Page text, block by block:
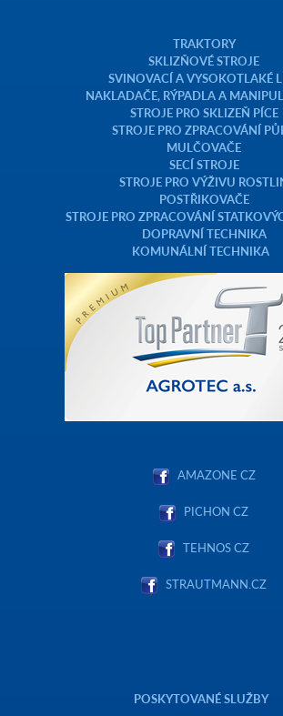
TRAKTORY
SKLIZŇOVÉ STROJE
SVINOVACÍ A VYSOKOTLAKÉ
NAKLADAČE, RÝPADLA A
STROJE PRO SKLIZEŇ PÍCE
STROJE PRO ZPRACOVÁNÍ
MULČOVAČE
SECÍ STROJE
STROJE PRO VÝŽIVU
POSTŘIKOVAČE
STROJE PRO ZPRACOVÁNÍ
DOPRAVNÍ TECHNIKA
KOMUNÁLNÍ TECHNIKA
AMAZONE CZ
PICHON CZ
TEHNOS CZ
STRAUTMANN.CZ
POSKYTOVANÉ SLUŽBY